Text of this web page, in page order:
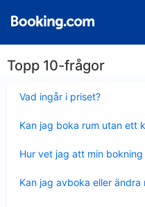
Topp 10-frågor
Vad ingår i priset?
mindre
Kan jag boka rum utan ett
mindre
Hur vet jag att min
mindre
Kan jag avboka eller
mindre